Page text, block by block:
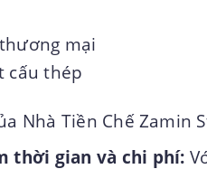
mại
cấu thép
Nhà Tiền Chế Zamin
thời gian và chi phí: